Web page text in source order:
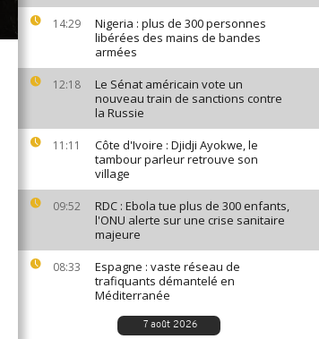
14:29
Nigeria : plus de 300 personnes
libérées des mains de bandes
armées
12:18
Le Sénat américain vote un
nouveau train de sanctions contre
la Russie
11:11
Côte d'Ivoire : Djidji Ayokwe, le
tambour parleur retrouve son
village
09:52
RDC : Ebola tue plus de 300 enfants,
l'ONU alerte sur une crise sanitaire
majeure
08:33
Espagne : vaste réseau de
trafiquants démantelé en
Méditerranée
7 août 2026